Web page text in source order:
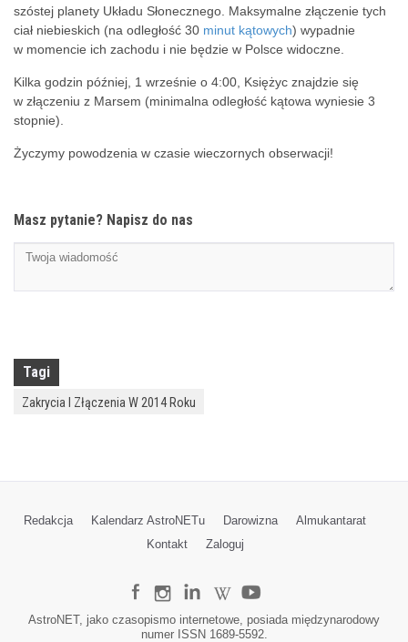
szóstej planety Układu Słonecznego. Maksymalne złączenie tych
ciał niebieskich (na odległość 30 minut kątowych) wypadnie
w momencie ich zachodu i nie będzie w Polsce widoczne.
Kilka godzin później, 1 wrześnie o 4:00, Księżyc znajdzie się
w złączeniu z Marsem (minimalna odległość kątowa wyniesie 3
stopnie).
Życzymy powodzenia w czasie wieczornych obserwacji!
Masz pytanie? Napisz do nas
Tagi
Zakrycia I Złączenia W 2014 Roku
Redakcja Kalendarz AstroNETu Darowizna
Almukantarat
Kontakt
Zaloguj
AstroNET, jako czasopismo internetowe, posiada międzynarodowy
numer ISSN 1689-5592.